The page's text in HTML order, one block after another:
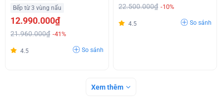
Bếp từ 3 vùng nấu
12.990.000₫
21.960.000₫ -41%
4.5 So sánh
22.500.000₫ -10%
4.5 So sánh
Xem thêm